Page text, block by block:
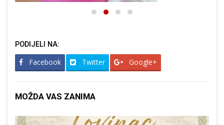
PODIJELI NA:
Facebook Twitter Google+
MOŽDA VAS ZANIMA